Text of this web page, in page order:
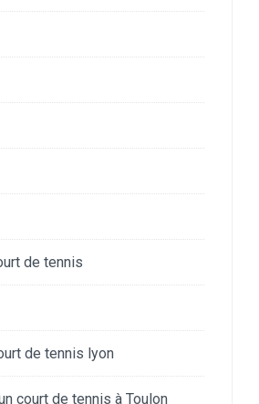
de tennis
de tennis lyon
court de tennis à Toulon